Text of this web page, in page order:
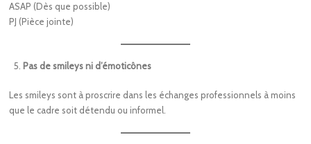
ASAP (Dès que possible)
PJ (Pièce jointe)
Pas de smileys ni d’émoticônes
Les smileys sont à proscrire dans les échanges professionnels à moins
que le cadre soit détendu ou informel.